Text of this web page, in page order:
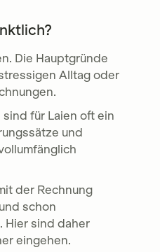
Die Hauptgründe
Alltag oder
für Laien oft ein
und
der Rechnung
schon
Hier sind daher
eingehen.